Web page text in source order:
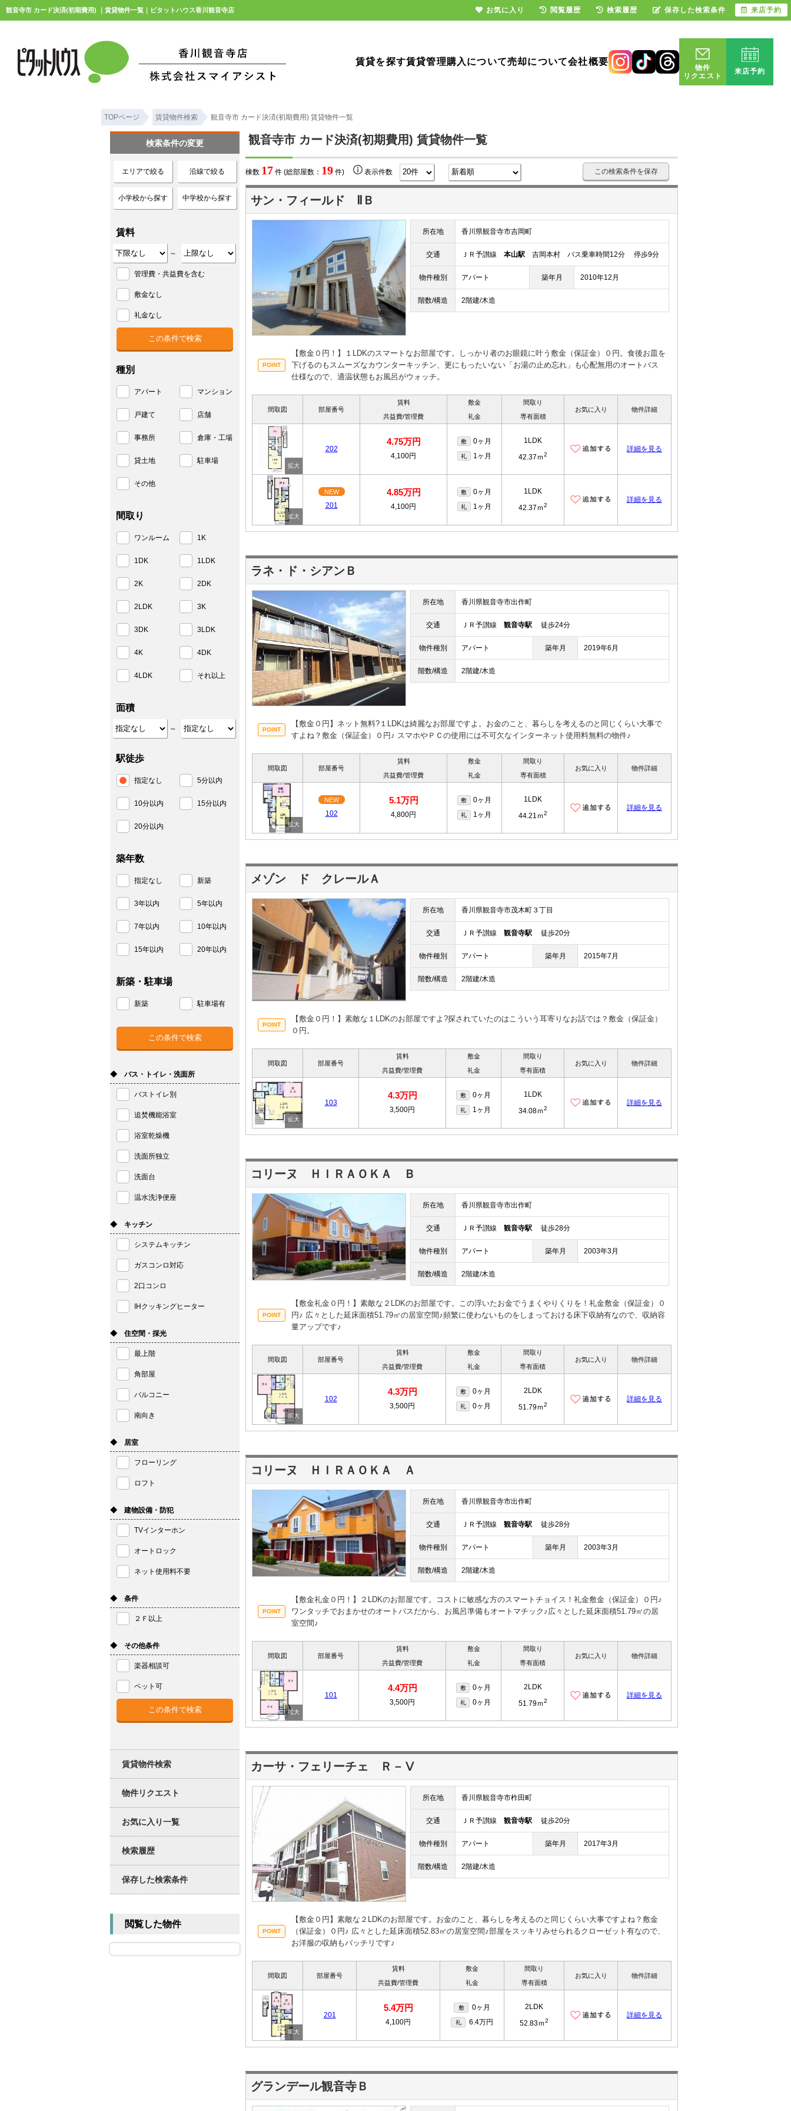
観音寺市 カード決済(初期費用) ｜賃貸物件一覧｜ピタットハウス香川観音寺店
賃貸を探す賃貸管理購入について売却について会社概要
物件
リクエスト
来店予約
TOPページ 賃貸物件検索 観音寺市 カード決済(初期費用) 賃貸物件一覧
観音寺市 カード決済(初期費用) 賃貸物件一覧
棟数 17 件 (総部屋数： 19 件) 表示件数 この検索条件を保存
サン・フィールド ⅡＢ
所在地 香川県観音寺市吉岡町
交通 ＪＲ予讃線 本山駅 吉岡本村 バス乗車時間12分 停歩9分
物件種別 アパート 築年月 2010年12月
階数/構造 2階建/木造
【敷金０円！】１LDKのスマートなお部屋です。しっかり者のお眼鏡に叶う敷金（保証金）０円。食後お皿を
下げるのもスムーズなカウンターキッチン、更にもったいない「お湯の止め忘れ」も心配無用のオートバス
仕様なので、適温状態もお風呂がウォッチ。
間取図 部屋番号
賃料
共益費/管理費
敷金
礼金
間取り
専有面積
お気に入り 物件詳細
202
4.75万円
4,100円
敷 0ヶ月
礼 1ヶ月
1LDK
42.37ｍ2
詳細を見る
NEW
201
4.85万円
4,100円
敷 0ヶ月
礼 1ヶ月
1LDK
42.37ｍ2
詳細を見る
ラネ・ド・シアンＢ
所在地 香川県観音寺市出作町
交通 ＪＲ予讃線 観音寺駅 徒歩24分
物件種別 アパート 築年月 2019年6月
階数/構造 2階建/木造
【敷金０円】ネット無料?１LDKは綺麗なお部屋ですよ。お金のこと、暮らしを考えるのと同じくらい大事で
すよね？敷金（保証金）０円♪ スマホやＰＣの使用には不可欠なインターネット使用料無料の物件♪
間取図 部屋番号
賃料
共益費/管理費
敷金
礼金
間取り
専有面積
お気に入り 物件詳細
NEW
102
5.1万円
4,800円
敷 0ヶ月
礼 1ヶ月
1LDK
44.21ｍ2
詳細を見る
メゾン ド クレールＡ
所在地 香川県観音寺市茂木町３丁目
交通 ＪＲ予讃線 観音寺駅 徒歩20分
物件種別 アパート 築年月 2015年7月
階数/構造 2階建/木造
【敷金０円！】素敵な１LDKのお部屋ですよ?探されていたのはこういう耳寄りなお話では？敷金（保証金）
０円。
間取図 部屋番号
賃料
共益費/管理費
敷金
礼金
間取り
専有面積
お気に入り 物件詳細
103
4.3万円
3,500円
敷 0ヶ月
礼 1ヶ月
1LDK
34.08ｍ2
詳細を見る
コリーヌ ＨＩＲＡＯＫＡ Ｂ
所在地 香川県観音寺市出作町
交通 ＪＲ予讃線 観音寺駅 徒歩28分
物件種別 アパート 築年月 2003年3月
階数/構造 2階建/木造
【敷金礼金０円！】素敵な２LDKのお部屋です。この浮いたお金でうまくやりくりを！礼金敷金（保証金）０
円♪ 広々とした延床面積51.79㎡の居室空間♪頻繁に使わないものをしまっておける床下収納有なので、収納容
量アップです♪
間取図 部屋番号
賃料
共益費/管理費
敷金
礼金
間取り
専有面積
お気に入り 物件詳細
102
4.3万円
3,500円
敷 0ヶ月
礼 0ヶ月
2LDK
51.79ｍ2
詳細を見る
コリーヌ ＨＩＲＡＯＫＡ Ａ
所在地 香川県観音寺市出作町
交通 ＪＲ予讃線 観音寺駅 徒歩28分
物件種別 アパート 築年月 2003年3月
階数/構造 2階建/木造
【敷金礼金０円！】２LDKのお部屋です。コストに敏感な方のスマートチョイス！礼金敷金（保証金）０円♪
ワンタッチでおまかせのオートバスだから、お風呂準備もオートマチック♪広々とした延床面積51.79㎡の居
室空間♪
間取図 部屋番号
賃料
共益費/管理費
敷金
礼金
間取り
専有面積
お気に入り 物件詳細
101
4.4万円
3,500円
敷 0ヶ月
礼 0ヶ月
2LDK
51.79ｍ2
詳細を見る
カーサ・フェリーチェ Ｒ－Ⅴ
所在地 香川県観音寺市柞田町
交通 ＪＲ予讃線 観音寺駅 徒歩20分
物件種別 アパート 築年月 2017年3月
階数/構造 2階建/木造
【敷金０円】素敵な２LDKのお部屋です。お金のこと、暮らしを考えるのと同じくらい大事ですよね？敷金
（保証金）０円♪ 広々とした延床面積52.83㎡の居室空間♪部屋をスッキリみせられるクローゼット有なので、
お洋服の収納もバッチリです♪
間取図 部屋番号
賃料
共益費/管理費
敷金
礼金
間取り
専有面積
お気に入り 物件詳細
201
5.4万円
4,100円
敷 0ヶ月
礼 6.4万円
2LDK
52.83ｍ2
詳細を見る
グランデール観音寺Ｂ
検索条件の変更
エリアで絞る 沿線で絞る
小学校から探す 中学校から探す
賃料
～
管理費・共益費を含む
敷金なし
礼金なし
種別
アパート マンション
戸建て 店舗
事務所 倉庫・工場
貸土地 駐車場
その他
間取り
ワンルーム 1K
1DK 1LDK
2K 2DK
2LDK 3K
3DK 3LDK
4K 4DK
4LDK それ以上
面積
～
駅徒歩
指定なし 5分以内
10分以内 15分以内
20分以内
築年数
指定なし 新築
3年以内 5年以内
7年以内 10年以内
15年以内 20年以内
新築・駐車場
新築 駐車場有
◆ バス・トイレ・洗面所
バストイレ別
追焚機能浴室
浴室乾燥機
洗面所独立
洗面台
温水洗浄便座
◆ キッチン
システムキッチン
ガスコンロ対応
2口コンロ
IHクッキングヒーター
◆ 住空間・採光
最上階
角部屋
バルコニー
南向き
◆ 居室
フローリング
ロフト
◆ 建物設備・防犯
TVインターホン
オートロック
ネット使用料不要
◆ 条件
２Ｆ以上
◆ その他条件
楽器相談可
ペット可
賃貸物件検索
物件リクエスト
お気に入り一覧
検索履歴
保存した検索条件
閲覧した物件
お気に入り 閲覧履歴 検索履歴 保存した検索条件 来店予約